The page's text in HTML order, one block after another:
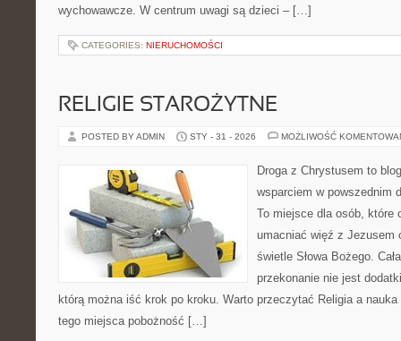
wychowawcze. W centrum uwagi są dzieci – […]
CATEGORIES: NIERUCHOMOŚCI
RELIGIE STAROŻYTNE
POSTED BY ADMIN STY - 31 - 2026 MOŻLIWOŚĆ
Droga z Chrystusem to
wsparciem w powszednim
To miejsce dla osób, które
umacniać więź z Jezusem
świetle Słowa Bożego.
przekonanie nie jest
którą można iść krok po kroku. Warto przeczytać Religia a
tego miejsca pobożność […]